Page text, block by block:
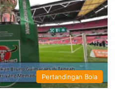
Pertandingan Bola